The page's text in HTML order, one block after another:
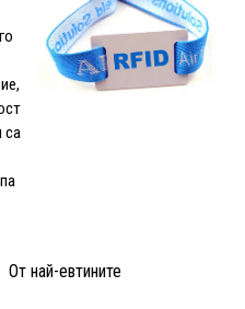
са
От най-евтините